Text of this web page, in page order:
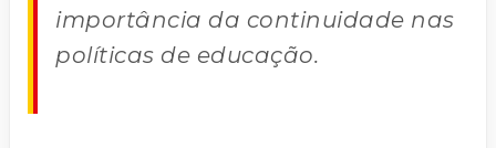
importância da continuidade nas
políticas de educação.